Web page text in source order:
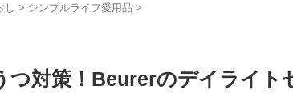
し > シンプルライフ愛用品 >
つ対策！Beurerのデイライト